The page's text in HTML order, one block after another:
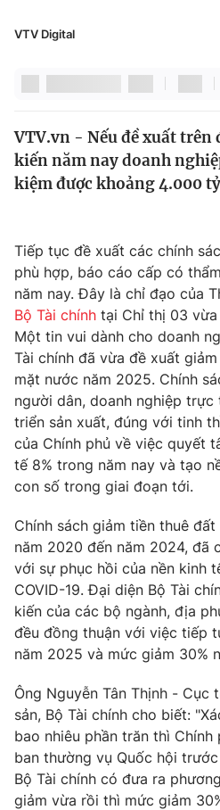
Pháp luật
Thế giới
Thế giới đó đây
Câu chuyện quốc tế
Tài chính
Thị trường
Góc doanh nghiệp
Dữ liệu và đời sống
Truyền hình
Phim VTV
Hậu trường
Nhân vật
Khán giả
Giải trí
Điện ảnh
Âm nhạc
Sao
Đời sống
Du lịch
Chất lượng cuộc sống
Giáo dục
Tuyển sinh
Học trực tuyến
Công nghệ
Hitech Công nghệ tương lai
Sản phẩm
Thị trường
Tư vấn
Giao lưu trực tuyến
Lịch phát sóng
Chuyên mục khác
Emagazine
Photo
Y tế
Công nghệ
VTV Digital
VTV.vn - Nếu đề xuất trên
kiến năm nay doanh
kiệm được khoảng 4.000
Tiếp tục đề xuất các chính
phù hợp, báo cáo cấp có
năm nay. Đây là chỉ đạo của
Bộ Tài chính tại Chỉ thị 03
Một tin vui dành cho doanh
Tài chính đã vừa đề xuất giảm
mặt nước năm 2025. Chính
người dân, doanh nghiệp
triển sản xuất, đúng với tinh
của Chính phủ về việc quyết
tế 8% trong năm nay và tạo
con số trong giai đoạn tới.
Chính sách giảm tiền thuê
năm 2020 đến năm 2024,
với sự phục hồi của nền kinh
COVID-19. Đại diện Bộ Tài
kiến của các bộ ngành, địa
đều đồng thuận với việc tiếp
năm 2025 và mức giảm 30%
Ông Nguyễn Tân Thịnh - Cục
sản, Bộ Tài chính cho biết:
bao nhiêu phần trăn thì
ban thường vụ Quốc hội
Bộ Tài chính có đưa ra
giảm vừa rồi thì mức giảm